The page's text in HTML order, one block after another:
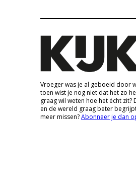
Vroeger was je al geboeid door
toen wist je nog niet dat het zo
graag wil weten hoe het écht
en de wereld graag beter
meer missen?Abonneer je dan